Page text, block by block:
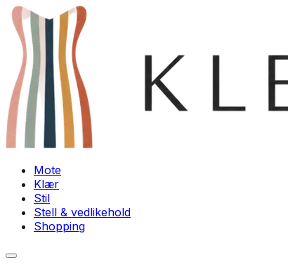
Mote
Klær
Stil
Stell & vedlikehold
Shopping